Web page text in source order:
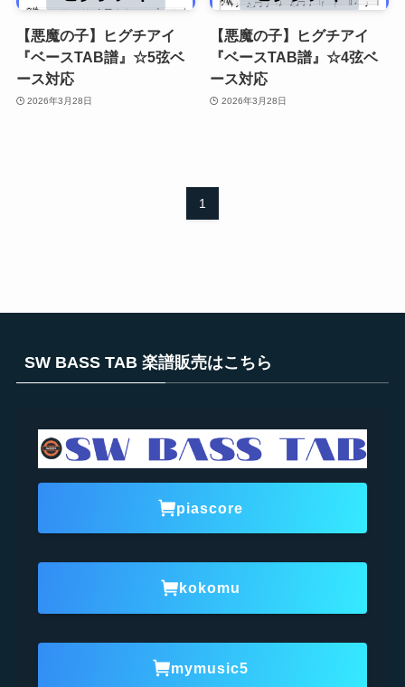
【悪魔の子】ヒグチアイ
『ベースTAB譜』☆5弦ベ
ース対応
2026年3月28日
【悪魔の子】ヒグチアイ
『ベースTAB譜』☆4弦ベ
ース対応
2026年3月28日
1
SW BASS TAB 楽譜販売はこちら
piascore
kokomu
mymusic5